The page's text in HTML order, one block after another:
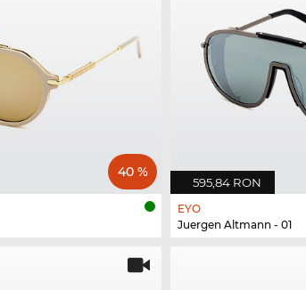
40 %
595,84 RON
EYO
Juergen Altmann - 01